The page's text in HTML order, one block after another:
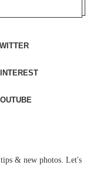
& new photos. Let's